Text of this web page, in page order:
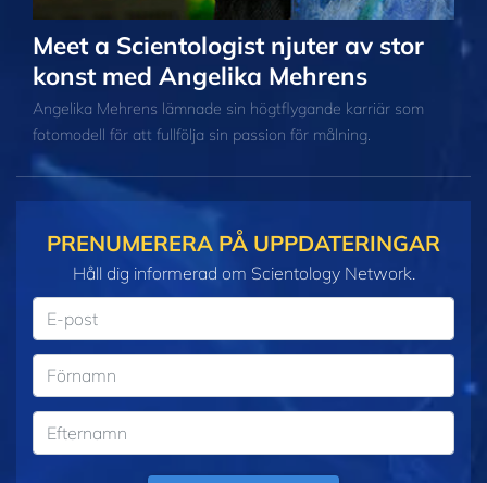
Meet a Scientologist njuter av stor
konst med Angelika Mehrens
Angelika Mehrens lämnade sin högtflygande karriär som
fotomodell för att fullfölja sin passion för målning.
PRENUMERERA PÅ UPPDATERINGAR
Håll dig informerad om Scientology Network.